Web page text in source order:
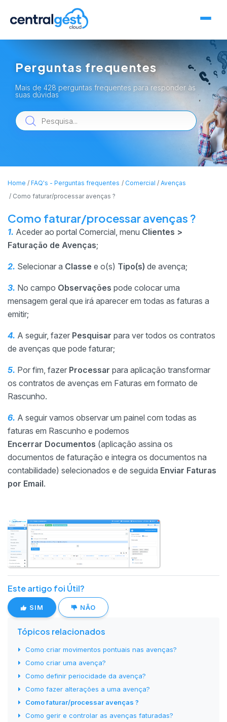
Perguntas frequentes
Mais de 428 perguntas frequentes para responder às
suas dúvidas
Home FAQ's - Perguntas frequentes Comercial
Avenças
Como faturar/processar avenças ?
Tópicos relacionados
Como criar movimentos pontuais nas avenças?
Como criar uma avença?
Como definir periocidade da avença?
Como fazer alterações a uma avença?
Como faturar/processar avenças ?
Como gerir e controlar as avenças faturadas?
Como faturar/processar avenças ?
1. Aceder ao portal Comercial, menu Clientes >
Faturação de Avenças;
2. Selecionar a Classe e o(s) Tipo(s) de avença;
3. No campo Observações pode colocar uma
mensagem geral que irá aparecer em todas as faturas a
emitir;
4. A seguir, fazer Pesquisar para ver todos os contratos
de avenças que pode faturar;
5. Por fim, fazer Processar para aplicação transformar
os contratos de avenças em Faturas em formato de
Rascunho.
6. A seguir vamos observar um painel com todas as
faturas em Rascunho e podemos
Encerrar Documentos (aplicação assina os
documentos de faturação e integra os documentos na
contabilidade) selecionados e de seguida Enviar Faturas
por Email.
Este artigo foi Útil?
SIM NÃO